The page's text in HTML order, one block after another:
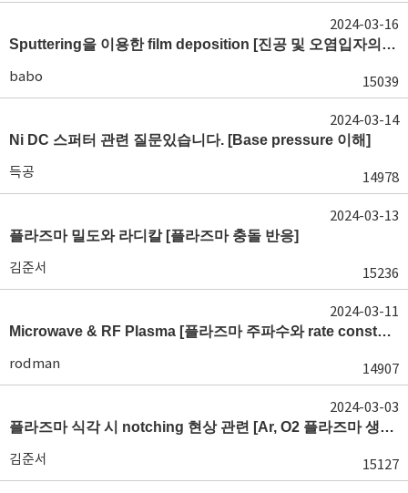
Sputtering을 이용한 film deposition [진공 및 오염입자의 최소화]
babo 15039
2024-03-16
Ni DC 스퍼터 관련 질문있습니다. [Base pressure 이해]
득공 14978
2024-03-14
플라즈마 밀도와 라디칼 [플라즈마 충돌 반응]
김준서 15236
2024-03-13
Microwave & RF Plasma [플라즈마 주파수와 rate constant]
rodman 14907
2024-03-11
플라즈마 식각 시 notching 현상 관련 [Ar, O2 플라즈마 생성 특성]
김준서 15127
2024-03-03